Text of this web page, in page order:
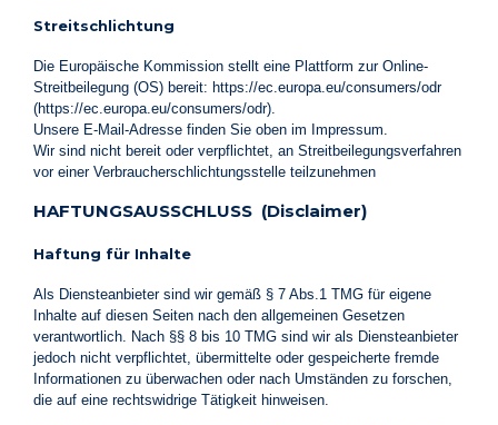
Streitschlichtung
Die Europäische Kommission stellt eine Plattform zur Online-
Streitbeilegung (OS) bereit: https://ec.europa.eu/consumers/odr
(https://ec.europa.eu/consumers/odr).
Unsere E-Mail-Adresse finden Sie oben im Impressum.
Wir sind nicht bereit oder verpflichtet, an Streitbeilegungsverfahren
vor einer Verbraucherschlichtungsstelle teilzunehmen
HAFTUNGSAUSSCHLUSS (Disclaimer)
Haftung für Inhalte
Als Diensteanbieter sind wir gemäß § 7 Abs.1 TMG für eigene
Inhalte auf diesen Seiten nach den allgemeinen Gesetzen
verantwortlich. Nach §§ 8 bis 10 TMG sind wir als Diensteanbieter
jedoch nicht verpflichtet, übermittelte oder gespeicherte fremde
Informationen zu überwachen oder nach Umständen zu forschen,
die auf eine rechtswidrige Tätigkeit hinweisen.